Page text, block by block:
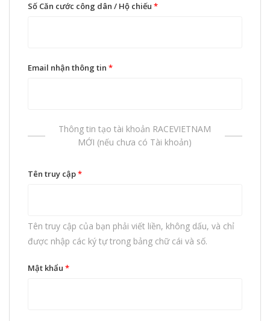
Số Căn cước công dân / Hộ chiếu *
Email nhận thông tin *
Thông tin tạo tài khoản RACEVIETNAM
MỚI (nếu chưa có Tài khoản)
Tên truy cập*
Tên truy cập của bạn phải viết liền, không dấu, và chỉ
được nhập các ký tự trong bảng chữ cái và số.
Mật khẩu *